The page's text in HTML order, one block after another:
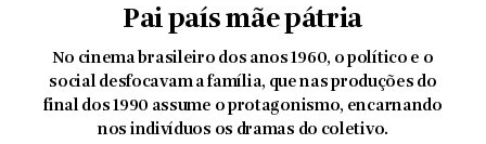
Pai país mãe pátria
No cinema brasileiro dos anos 1960, o político e o
social desfocavam a família, que nas produções do
final dos 1990 assume o protagonismo, encarnando
nos indivíduos os dramas do coletivo.